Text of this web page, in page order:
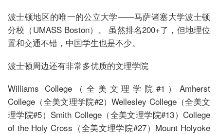
波士顿地区的唯一的公立大学——马萨诸塞大学波士顿
分校（UMASS Boston）。 虽然排名200+了，但地理位
置和交通不错，中国学生也是不少。
波士顿周边还有非常多优质的文理学院
Williams College（全美文理学院#1）Amherst
College（全美文理学院#2）Wellesley College（全美文
理学院#5）Smith College（全美文理学院#13）College
of the Holy Cross（全美文理学院#27）Mount Holyoke